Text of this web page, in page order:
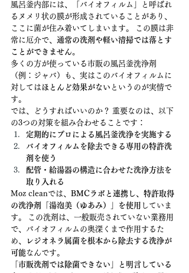
風呂釜内部には、「バイオフィルム」と呼ばれ
るヌメリ状の膜が形成されていることがあり、
ここに菌が住み着いてしまいます。 この膜は非
常に厄介で、 通常の洗剤や軽い清掃では落とす
ことができません。
多くの方が使っている市販の風呂釜洗浄剤
（例：ジャバ）も、実はこのバイオフィルムに
対しては ほとんど効果がない というのが実情で
す。
では、どうすればいいのか？ 重要なのは、以下
の3つの対策を組み合わせることです：
定期的にプロによる風呂釜洗浄を実施する
バイオフィルムを除去できる専用の特許洗
剤を使う
配管・給湯器の構造に合わせた洗浄方法を
取り入れる
Moz cleanでは、 BMCラボと連携し、特許取得
の洗浄剤「湯泡美（ゆあみ）」を使用 していま
す。 この洗剤は、一般販売されていない業務用
で、バイオフィルムの奥深くまで作用するた
め、
レジオネラ属菌を根本から除去する洗浄が
可能 なんです。
「市販洗剤では除菌できない」と明言している